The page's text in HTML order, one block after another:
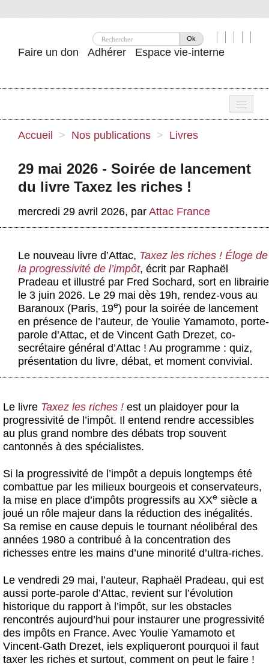
Ok
Faire un don Adhérer Espace vie-interne
Nos idées
Publications
Agenda
Actus et médias
Boutique
Accueil > Nos publications > Livres
29 mai 2026 - Soirée de lancement
du livre Taxez les riches !
mercredi 29 avril 2026, par Attac France
Le nouveau livre d’Attac, Taxez les riches ! Éloge de
la progressivité de l’impôt, écrit par Raphaël
Pradeau et illustré par Fred Sochard, sort en librairie
le 3 juin 2026. Le 29 mai dès 19h, rendez-vous au
Baranoux (Paris, 19e) pour la soirée de lancement
en présence de l’auteur, de Youlie Yamamoto, porte-
parole d’Attac, et de Vincent Gath Drezet, co-
secrétaire général d’Attac ! Au programme : quiz,
présentation du livre, débat, et moment convivial.
Le livre Taxez les riches ! est un plaidoyer pour la
progressivité de l’impôt. Il entend rendre accessibles
au plus grand nombre des débats trop souvent
cantonnés à des spécialistes.
Si la progressivité de l’impôt a depuis longtemps été
combattue par les milieux bourgeois et conservateurs,
la mise en place d’impôts progressifs au XXe siècle a
joué un rôle majeur dans la réduction des inégalités.
Sa remise en cause depuis le tournant néolibéral des
années 1980 a contribué à la concentration des
richesses entre les mains d’une minorité d’ultra-riches.
Le vendredi 29 mai, l’auteur, Raphaël Pradeau, qui est
aussi porte-parole d’Attac, revient sur l’évolution
historique du rapport à l’impôt, sur les obstacles
rencontrés aujourd’hui pour instaurer une progressivité
des impôts en France. Avec Youlie Yamamoto et
Vincent-Gath Drezet, iels expliqueront pourquoi il faut
taxer les riches et surtout, comment on peut le faire !